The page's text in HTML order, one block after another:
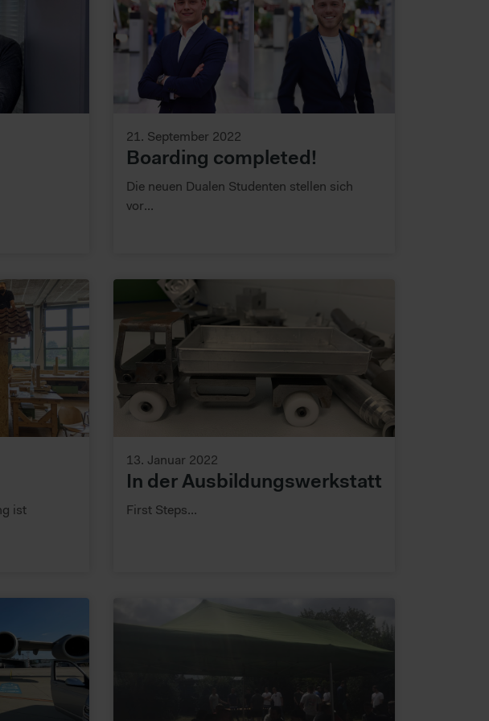
welche Zwecken wir und unsere Partner Ihre
21. September 2022
Boarding completed!
Die neuen Dualen Studenten stellen sich
vor...
ist
13. Januar 2022
In der Ausbildungswerkstatt
First Steps...